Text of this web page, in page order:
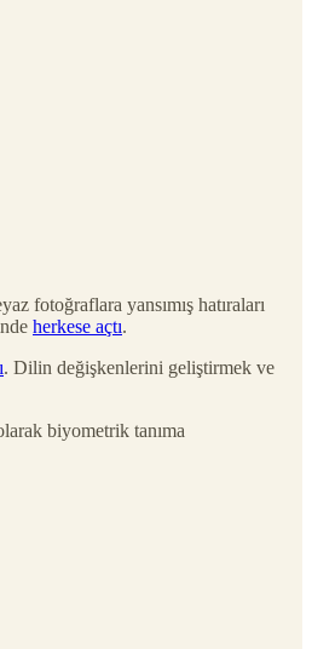
fotoğraflara yansımış hatıraları
herkese açtı.
. Dilin değişkenlerini geliştirmek ve
biyometrik tanıma